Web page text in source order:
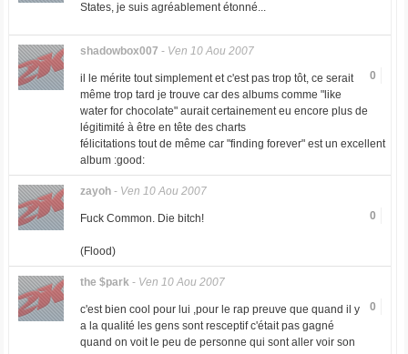
States, je suis agréablement étonné...
shadowbox007 - Ven 10 Aou 2007
0
il le mérite tout simplement et c'est pas trop tôt, ce serait
même trop tard je trouve car des albums comme "like
water for chocolate" aurait certainement eu encore plus de
légitimité à être en tête des charts
félicitations tout de même car "finding forever" est un excellent
album :good:
zayoh- Ven 10 Aou 2007
0
Fuck Common. Die bitch!
(Flood)
the $park- Ven 10 Aou 2007
0
c'est bien cool pour lui ,pour le rap preuve que quand il y
a la qualité les gens sont resceptif c'était pas gagné
quand on voit le peu de personne qui sont aller voir son